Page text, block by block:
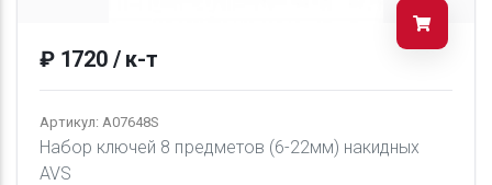
₽ 1720 / к-т
Артикул: A07648S
Набор ключей 8 предметов (6-22мм) накидных
AVS